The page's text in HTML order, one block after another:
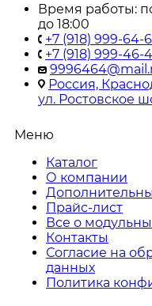
Время работы:
до 18:00
+7 (918) 999-64-
+7 (918) 999-46-
Россия,
ул. Ростовское
Меню
Каталог
О компании
Прайс-лист
Все о
Контакты
Согласие на
данных
Политика